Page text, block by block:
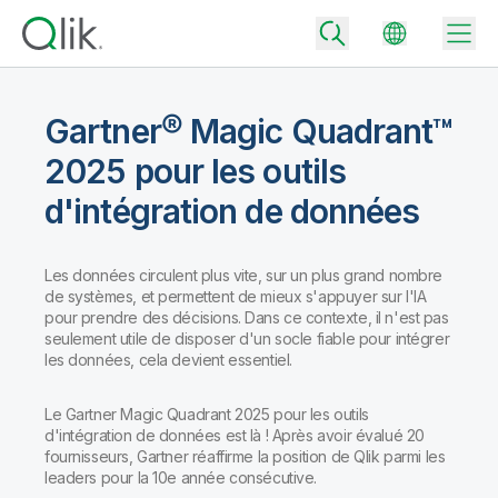
Community
Support client
Portail client
Back
Société
Emplois
Back
Back
Transformez vos données en moteurs de réussite.
Partenaires technologiques et intégrations
de Qlik.
Back
Intégration de données
Analytics et IA
Tous les produits
Tarifs – Intégration et la qualité des données
Accélérez la livraison de données de confiance et prenez des
Tarifs – Analytics
Choisissez l'offre d'analytics qui vous correspond pour fournir des
Back
Événements et webinars
Bibliothèque des ressources
Gartner® Magic Quadrant™
2025 pour les outils
d'intégration de données
Les données circulent plus vite, sur un plus grand nombre
de systèmes, et permettent de mieux s'appuyer sur l'IA
pour prendre des décisions. Dans ce contexte, il n'est pas
seulement utile de disposer d'un socle fiable pour intégrer
les données, cela devient essentiel.
Le Gartner Magic Quadrant 2025 pour les outils
d'intégration de données est là ! Après avoir évalué 20
fournisseurs, Gartner réaffirme la position de Qlik parmi les
leaders pour la 10e année consécutive.